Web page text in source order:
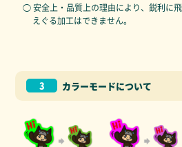
◯ 安全上・品質上の理由により、鋭利に
えぐる加工はできません。
3 カラーモードについて